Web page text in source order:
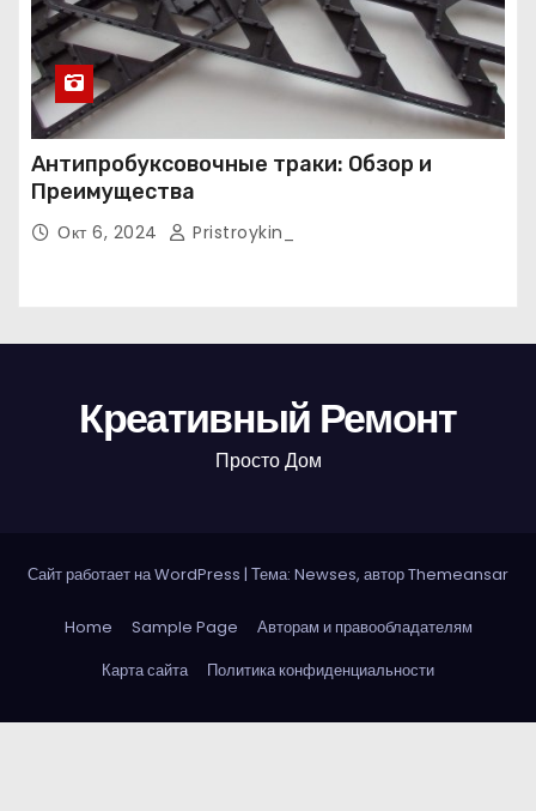
Антипробуксовочные траки: Обзор и
Преимущества
Окт 6, 2024 Pristroykin_
Креативный Ремонт
Просто Дом
Сайт работает на WordPress | Тема: Newses, авторThemeansar
Home Sample Page
Авторам и правообладателям
Карта сайта
Политика конфиденциальности